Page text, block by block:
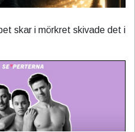
skar i mörkret skivade det i